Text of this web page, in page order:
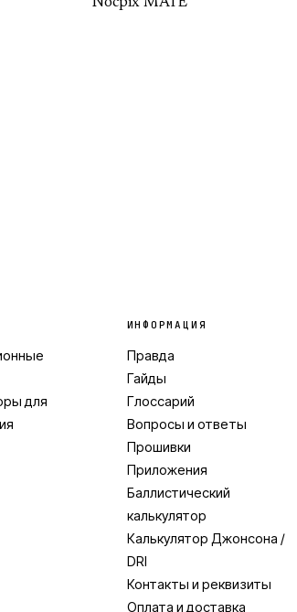
для
ИНФОРМАЦИЯ
Правда
Гайды
Глоссарий
Вопросы и ответы
Прошивки
Приложения
Баллистический
калькулятор
Калькулятор Джонсона /
DRI
Контакты и реквизиты
Оплата и доставка